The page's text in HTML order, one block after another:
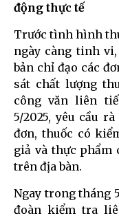
động thực tế
Trước tình hình
ngày càng tinh vi,
bản chỉ đạo các
sát chất lượng
công văn liên
5/2025, yêu cầu
đơn, thuốc có
giả và thực phẩm
trên địa bàn.
Ngay trong tháng
đoàn kiểm tra